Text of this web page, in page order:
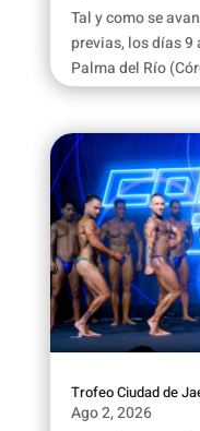
Tal y como se
previas, los días 9
Palma del Río
Trofeo Ciudad de
Ago 2, 2026